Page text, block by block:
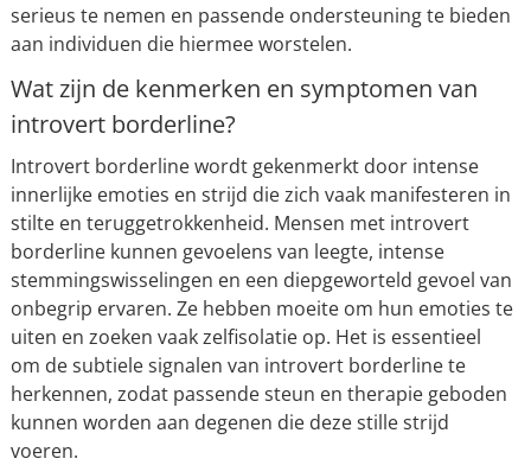
serieus te nemen en passende ondersteuning te bieden
aan individuen die hiermee worstelen.
Wat zijn de kenmerken en symptomen van
introvert borderline?
Introvert borderline wordt gekenmerkt door intense
innerlijke emoties en strijd die zich vaak manifesteren in
stilte en teruggetrokkenheid. Mensen met introvert
borderline kunnen gevoelens van leegte, intense
stemmingswisselingen en een diepgeworteld gevoel van
onbegrip ervaren. Ze hebben moeite om hun emoties te
uiten en zoeken vaak zelfisolatie op. Het is essentieel
om de subtiele signalen van introvert borderline te
herkennen, zodat passende steun en therapie geboden
kunnen worden aan degenen die deze stille strijd
voeren.